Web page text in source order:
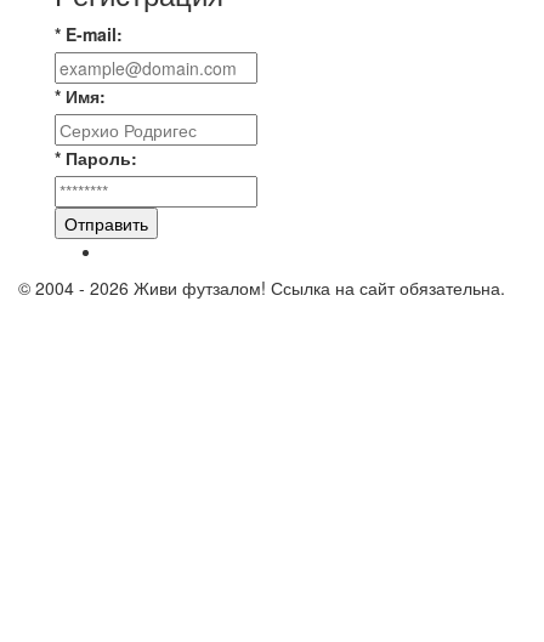
* E-mail:
* Имя:
* Пароль:
Отправить
© 2004 - 2026 Живи футзалом! Ссылка на сайт обязательна.